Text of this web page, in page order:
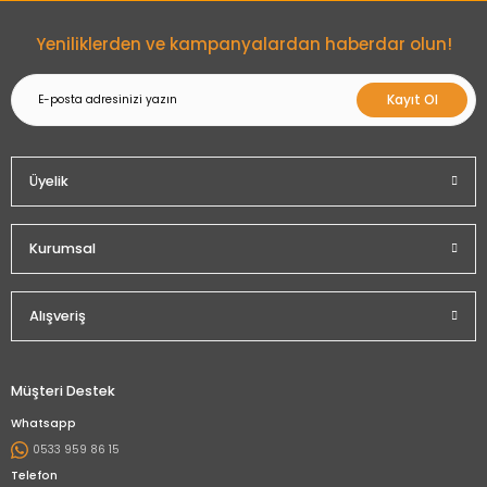
Yeniliklerden ve kampanyalardan haberdar olun!
Kayıt Ol
Üyelik
Kurumsal
Alışveriş
Müşteri Destek
Whatsapp
0533 959 86 15
Telefon